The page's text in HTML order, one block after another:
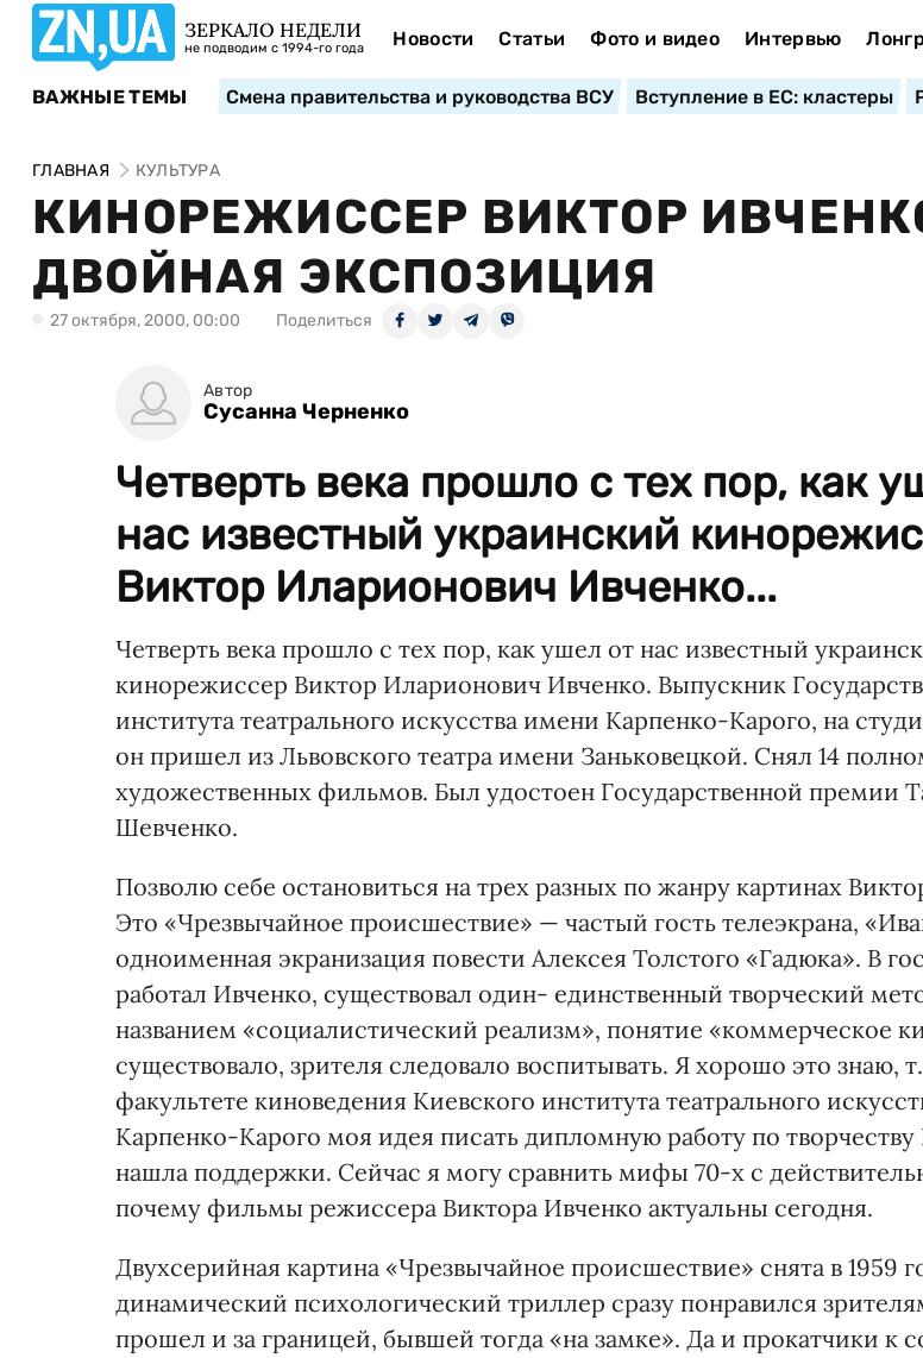
ЗЕРКАЛО НЕДЕЛИ
не подводим с 1994-го года Новости Статьи Фото и видео Интервью
ВАЖНЫЕ ТЕМЫ Смена правительства и руководства ВСУ Вступление в ЕС: кластеры
ГЛАВНАЯ КУЛЬТУРА
КИНОРЕЖИССЕР ВИКТОР
ДВОЙНАЯ ЭКСПОЗИЦИЯ
27 октября, 2000, 00:00 Поделиться
Автор
Сусанна Черненко
Четверть века прошло с тех пор, как
нас известный украинский
Виктор Иларионович Ивченко...
Четверть века прошло с тех пор, как ушел от нас известный
кинорежиссер Виктор Иларионович Ивченко. Выпускник
института театрального искусства имени Карпенко-Карого, на
он пришел из Львовского театра имени Заньковецкой. Снял 14
художественных фильмов. Был удостоен Государственной премии
Шевченко.
Позволю себе остановиться на трех разных по жанру картинах
Это «Чрезвычайное происшествие» — частый гость телеэкрана,
одноименная экранизация повести Алексея Толстого «Гадюка». В
работал Ивченко, существовал один- единственный творческий
названием «социалистический реализм», понятие «коммерческое
существовало, зрителя следовало воспитывать. Я хорошо это знаю,
факультете киноведения Киевского института театрального
Карпенко-Карого моя идея писать дипломную работу по творчеству
нашла поддержки. Сейчас я могу сравнить мифы 70-х с
почему фильмы режиссера Виктора Ивченко актуальны сегодня.
Двухсерийная картина «Чрезвычайное происшествие» снята в 1959
динамический психологический триллер сразу понравился
прошел и за границей, бывшей тогда «на замке». Да и прокатчики к